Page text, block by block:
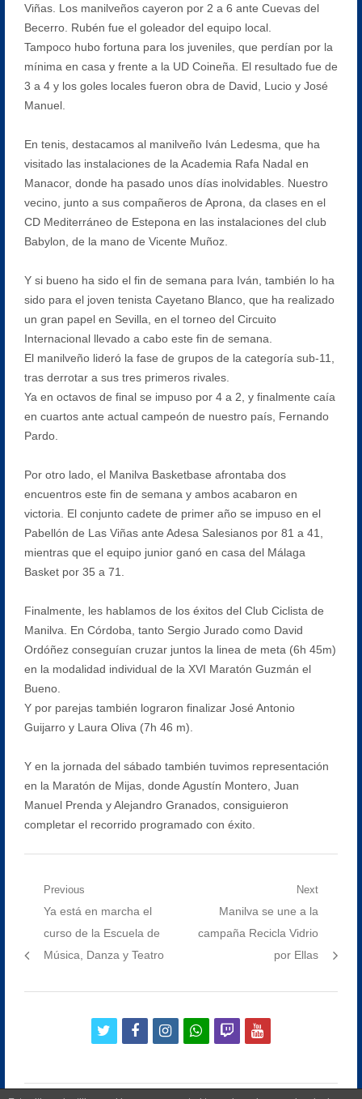
Viñas. Los manilveños cayeron por 2 a 6 ante Cuevas del
Becerro. Rubén fue el goleador del equipo local.
Tampoco hubo fortuna para los juveniles, que perdían por la
mínima en casa y frente a la UD Coineña. El resultado fue de
3 a 4 y los goles locales fueron obra de David, Lucio y José
Manuel.
En tenis, destacamos al manilveño Iván Ledesma, que ha
visitado las instalaciones de la Academia Rafa Nadal en
Manacor, donde ha pasado unos días inolvidables. Nuestro
vecino, junto a sus compañeros de Aprona, da clases en el
CD Mediterráneo de Estepona en las instalaciones del club
Babylon, de la mano de Vicente Muñoz.
Y si bueno ha sido el fin de semana para Iván, también lo ha
sido para el joven tenista Cayetano Blanco, que ha realizado
un gran papel en Sevilla, en el torneo del Circuito
Internacional llevado a cabo este fin de semana.
El manilveño lideró la fase de grupos de la categoría sub-11,
tras derrotar a sus tres primeros rivales.
Ya en octavos de final se impuso por 4 a 2, y finalmente caía
en cuartos ante actual campeón de nuestro país, Fernando
Pardo.
Por otro lado, el Manilva Basketbase afrontaba dos
encuentros este fin de semana y ambos acabaron en
victoria. El conjunto cadete de primer año se impuso en el
Pabellón de Las Viñas ante Adesa Salesianos por 81 a 41,
mientras que el equipo junior ganó en casa del Málaga
Basket por 35 a 71.
Finalmente, les hablamos de los éxitos del Club Ciclista de
Manilva. En Córdoba, tanto Sergio Jurado como David
Ordóñez conseguían cruzar juntos la linea de meta (6h 45m)
en la modalidad individual de la XVI Maratón Guzmán el
Bueno.
Y por parejas también lograron finalizar José Antonio
Guijarro y Laura Oliva (7h 46 m).
Y en la jornada del sábado también tuvimos representación
en la Maratón de Mijas, donde Agustín Montero, Juan
Manuel Prenda y Alejandro Granados, consiguieron
completar el recorrido programado con éxito.
Navegación
entradas
Previous
Previous
post:
Ya está en marcha el
curso de la Escuela de
Música, Danza y Teatro
Next
Next
post:
Manilva se une a la
campaña Recicla Vidrio
por Ellas
twitterfacebookinstagramwhatsapp
twitchyoutube